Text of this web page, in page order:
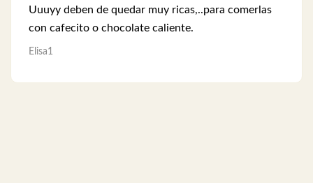
Uuuyy deben de quedar muy ricas,..para comerlas
con cafecito o chocolate caliente.
Elisa1